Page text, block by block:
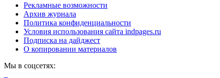
Рекламные возможности
Архив журнала
Политика конфиденциальности
Условия использования сайта indpages.ru
Подписка на дайджест
О копировании материалов
Мы в соцсетях: